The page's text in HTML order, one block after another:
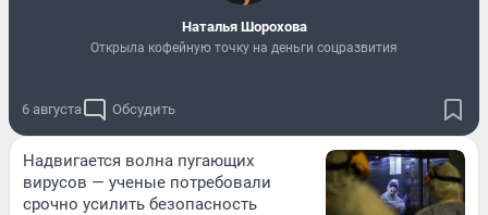
Наталья Шорохова
Открыла кофейную точку на деньги соцразвития
6 августа Обсудить
Надвигается волна пугающих
вирусов — ученые потребовали
срочно усилить безопасность